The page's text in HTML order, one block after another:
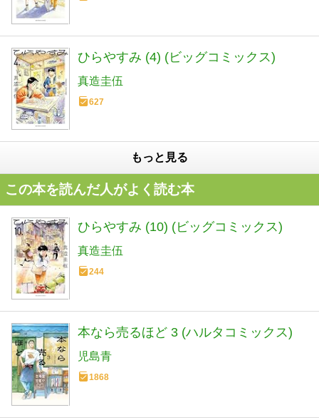
ひらやすみ (4) (ビッグコミックス)
真造圭伍
627
もっと見る
この本を読んだ人がよく読む本
ひらやすみ (10) (ビッグコミックス)
真造圭伍
244
本なら売るほど 3 (ハルタコミックス)
児島青
1868